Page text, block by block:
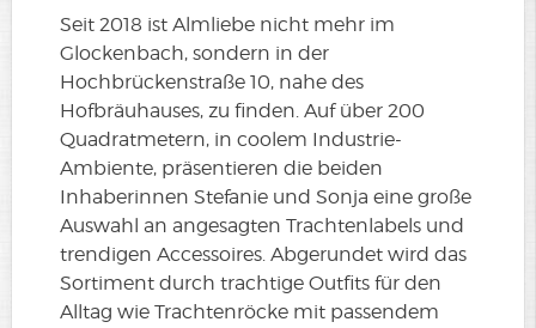
Seit 2018 ist Almliebe nicht mehr im
Glockenbach, sondern in der
Hochbrückenstraße 10, nahe des
Hofbräuhauses, zu finden. Auf über 200
Quadratmetern, in coolem Industrie-
Ambiente, präsentieren die beiden
Inhaberinnen Stefanie und Sonja eine große
Auswahl an angesagten Trachtenlabels und
trendigen Accessoires. Abgerundet wird das
Sortiment durch trachtige Outfits für den
Alltag wie Trachtenröcke mit passendem